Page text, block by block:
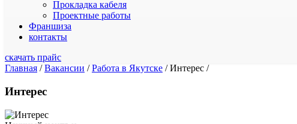
Прокладка кабеля
Проектные работы
Франшиза
контакты
скачать прайс
Главная / Вакансии / Работа в Якутске / Интерес /
Интерес